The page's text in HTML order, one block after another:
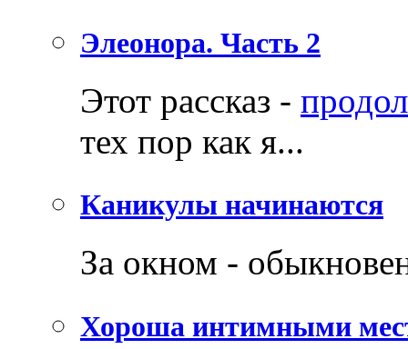
Элеонора. Часть 2
Этот рассказ -
тех пор как я...
Каникулы начинаются
За окном -
Хороша интимными